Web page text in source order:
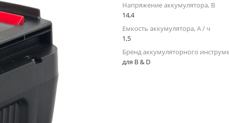
Напряжение аккумулятора, В
14,4
Емкость аккумулятора, А / ч
1,5
Бренд аккумуляторного
для B & D